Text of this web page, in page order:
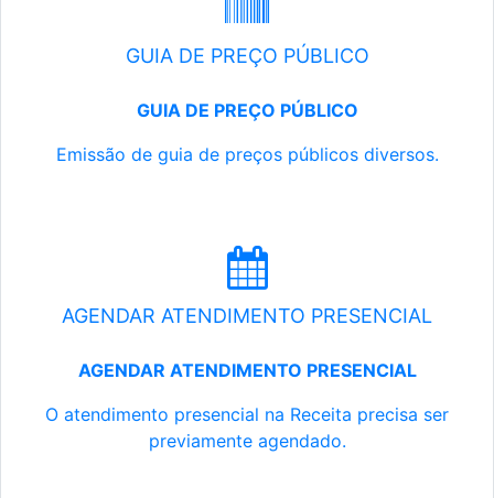
GUIA DE PREÇO PÚBLICO
GUIA DE PREÇO PÚBLICO
Emissão de guia de preços públicos diversos.
AGENDAR ATENDIMENTO PRESENCIAL
AGENDAR ATENDIMENTO PRESENCIAL
O atendimento presencial na Receita precisa ser
previamente agendado.